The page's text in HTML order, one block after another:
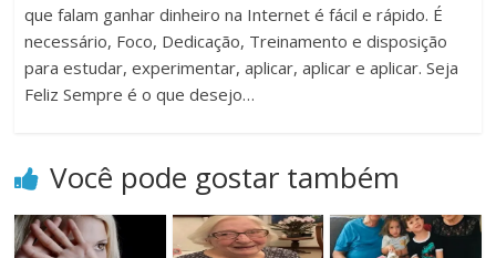
que falam ganhar dinheiro na Internet é fácil e rápido. É
necessário, Foco, Dedicação, Treinamento e disposição
para estudar, experimentar, aplicar, aplicar e aplicar. Seja
Feliz Sempre é o que desejo…
Você pode gostar também